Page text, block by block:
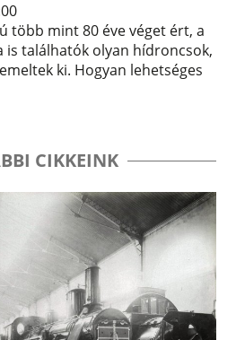
több mint 80 éve véget ért, a
is találhatók olyan hídroncsok,
ki. Hogyan lehetséges
CIKKEINK